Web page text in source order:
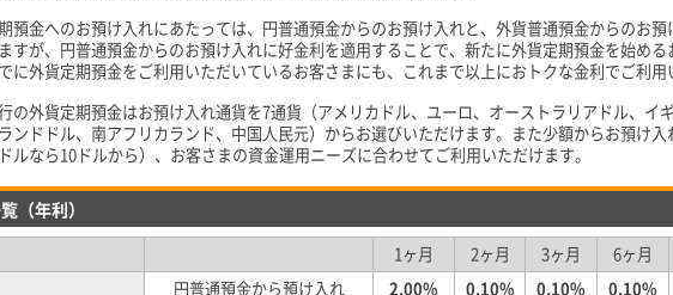
預金へのお預け入れにあたっては、円普通預金からのお預け入れと、外貨普通預金からのお
すが、円普通預金からのお預け入れに好金利を適用することで、新たに外貨定期預金を始める
に外貨定期預金をご利用いただいているお客さまにも、これまで以上におトクな金利でご利用
の外貨定期預金はお預け入れ通貨を7通貨（アメリカドル、ユーロ、オーストラリアドル、イ
ンドドル、南アフリカランド、中国人民元）からお選びいただけます。また少額からお預け
ルなら10ドルから）、お客さまの資金運用ニーズに合わせてご利用いただけます。
（年利）
1ヶ月 2ヶ月 3ヶ月 6ヶ月
円普通預金から預け入れ 2.00% 0.10% 0.10% 0.10%